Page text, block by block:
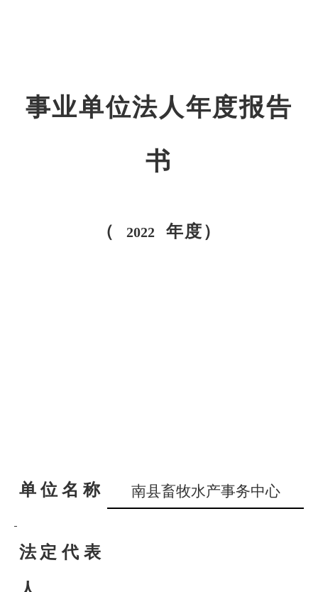
事业单位法人年度报告
书
（ 2022 年度）
单 位 名 称 南县畜牧水产事务中心
法 定代表